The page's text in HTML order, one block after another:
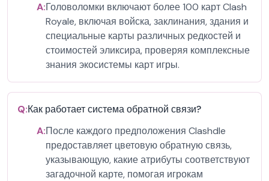
A:Головоломки включают более 100 карт Clash
Royale, включая войска, заклинания, здания и
специальные карты различных редкостей и
стоимостей эликсира, проверяя комплексные
знания экосистемы карт игры.
Q:Как работает система обратной связи?
A:После каждого предположения Clashdle
предоставляет цветовую обратную связь,
указывающую, какие атрибуты соответствуют
загадочной карте, помогая игрокам